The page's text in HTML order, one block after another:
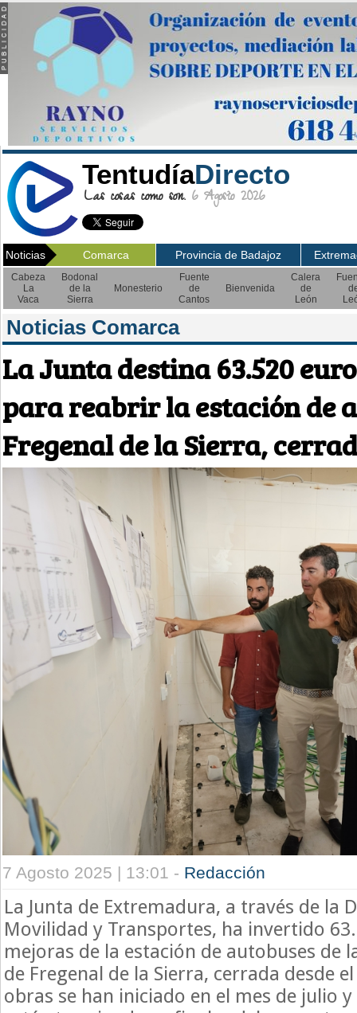
TentudíaDirecto
Las cosas como son. 6 Agosto 2026
Noticias Comarca Provincia de Badajoz
Cabeza
La
Vaca
Bodonal
de la
Sierra
Monesterio
Fuente
de
Cantos
Bienvenida
Calera
de
León
Noticias Comarca
La Junta destina 63.520
para reabrir la estación de
Fregenal de la Sierra,
7 Agosto 2025 | 13:01 - Redacción
La Junta de Extremadura, a través de la
Movilidad y Transportes, ha invertido
mejoras de la estación de autobuses de
de Fregenal de la Sierra, cerrada desde
obras se han iniciado en el mes de julio